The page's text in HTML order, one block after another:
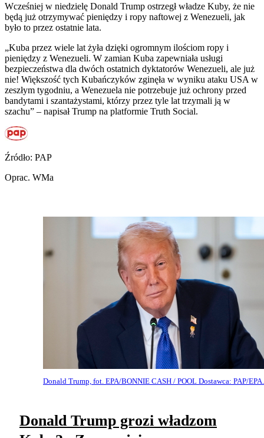
Wcześniej w niedzielę Donald Trump ostrzegł władze Kuby, że nie
będą już otrzymywać pieniędzy i ropy naftowej z Wenezueli, jak
było to przez ostatnie lata.
„Kuba przez wiele lat żyła dzięki ogromnym ilościom ropy i
pieniędzy z Wenezueli. W zamian Kuba zapewniała usługi
bezpieczeństwa dla dwóch ostatnich dyktatorów Wenezueli, ale już
nie! Większość tych Kubańczyków zginęła w wyniku ataku USA w
zeszłym tygodniu, a Wenezuela nie potrzebuje już ochrony przed
bandytami i szantażystami, którzy przez tyle lat trzymali ją w
szachu” – napisał Trump na platformie Truth Social.
Źródło: PAP
Oprac. WMa
Donald Trump, fot. EPA/BONNIE CASH / POOL Dostawca: PAP/EPA.
Donald Trump grozi władzom